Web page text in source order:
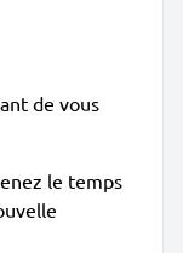
de vous
le temps